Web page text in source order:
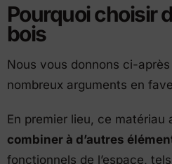
Pourquoi choisir
bois
Nous vous donnons ci-
nombreux arguments en
En premier lieu, ce matériau
combiner à d’autres
fonctionnels de l’espace,